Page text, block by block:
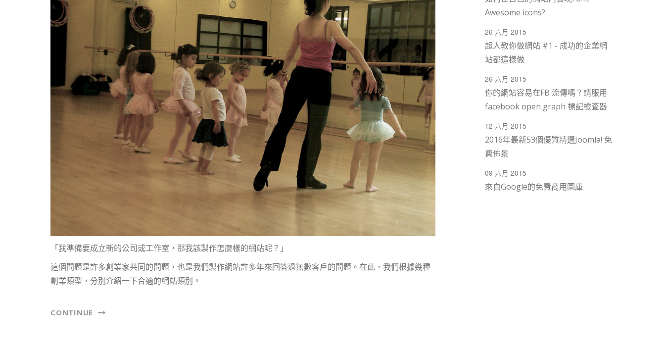
「我準備要成立新的公司或工作室，那我該製作怎麼樣的網站呢？」
這個問題是許多創業家共同的問題，也是我們製作網站許多年來回答過無數客戶的問題。在此，我們根據幾種
創業類型，分別介紹一下合適的網站類別。
CONTINUE
Awesome icons?
26 六月 2015
超人教你做網站 #1 - 成功的企業網
站都這樣做
26 六月 2015
你的網站容易在FB 流傳嗎？請服用
facebook open graph 標記檢查器
12 六月 2015
2016年最新53個優質精選Joomla! 免
費佈景
09 六月 2015
來自Google的免費商用圖庫